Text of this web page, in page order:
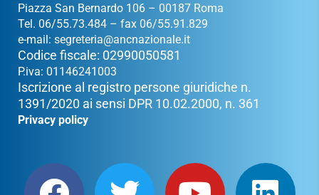
Piazza San Bernardo 106 – 00187 Roma
Tel. 06/55.73.484 – fax 06/55.91.829
e-mail: segreteria@ancnazionale.it
Codice fiscale: 02990050581
P.iva: 01146241003
Iscrizione al registro persone giuridiche n.
1391/2020 ai sensi DPR 10.02.2000, n. 361
Privacy policy